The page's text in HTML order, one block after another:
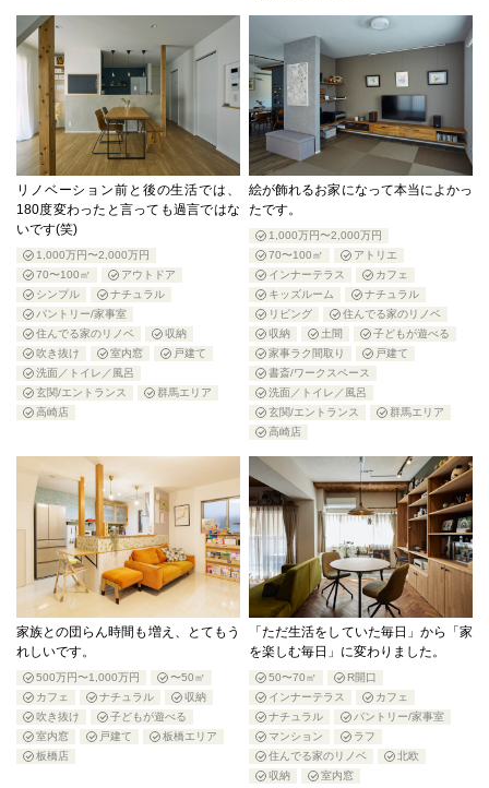
リノベーション前と後の生活では、
180度変わったと言っても過言ではな
いです(笑)
1,000万円〜2,000万円
70〜100㎡
アウトドア
シンプル
ナチュラル
パントリー/家事室
住んでる家のリノベ
収納
吹き抜け
室内窓
戸建て
洗面／トイレ／風呂
玄関/エントランス
群馬エリア
高崎店
絵が飾れるお家になって本当によかっ
たです。
1,000万円〜2,000万円
70〜100㎡
アトリエ
インナーテラス
カフェ
キッズルーム
ナチュラル
リビング
住んでる家のリノベ
収納
土間
子どもが遊べる
家事ラク間取り
戸建て
書斎/ワークスペース
洗面／トイレ／風呂
玄関/エントランス
群馬エリア
高崎店
家族との団らん時間も増え、とてもう
れしいです。
500万円〜1,000万円
〜50㎡
カフェ
ナチュラル
収納
吹き抜け
子どもが遊べる
室内窓
戸建て
板橋エリア
板橋店
「ただ生活をしていた毎日」から「家
を楽しむ毎日」に変わりました。
50〜70㎡
R開口
インナーテラス
カフェ
ナチュラル
パントリー/家事室
マンション
ラフ
住んでる家のリノベ
北欧
収納
室内窓